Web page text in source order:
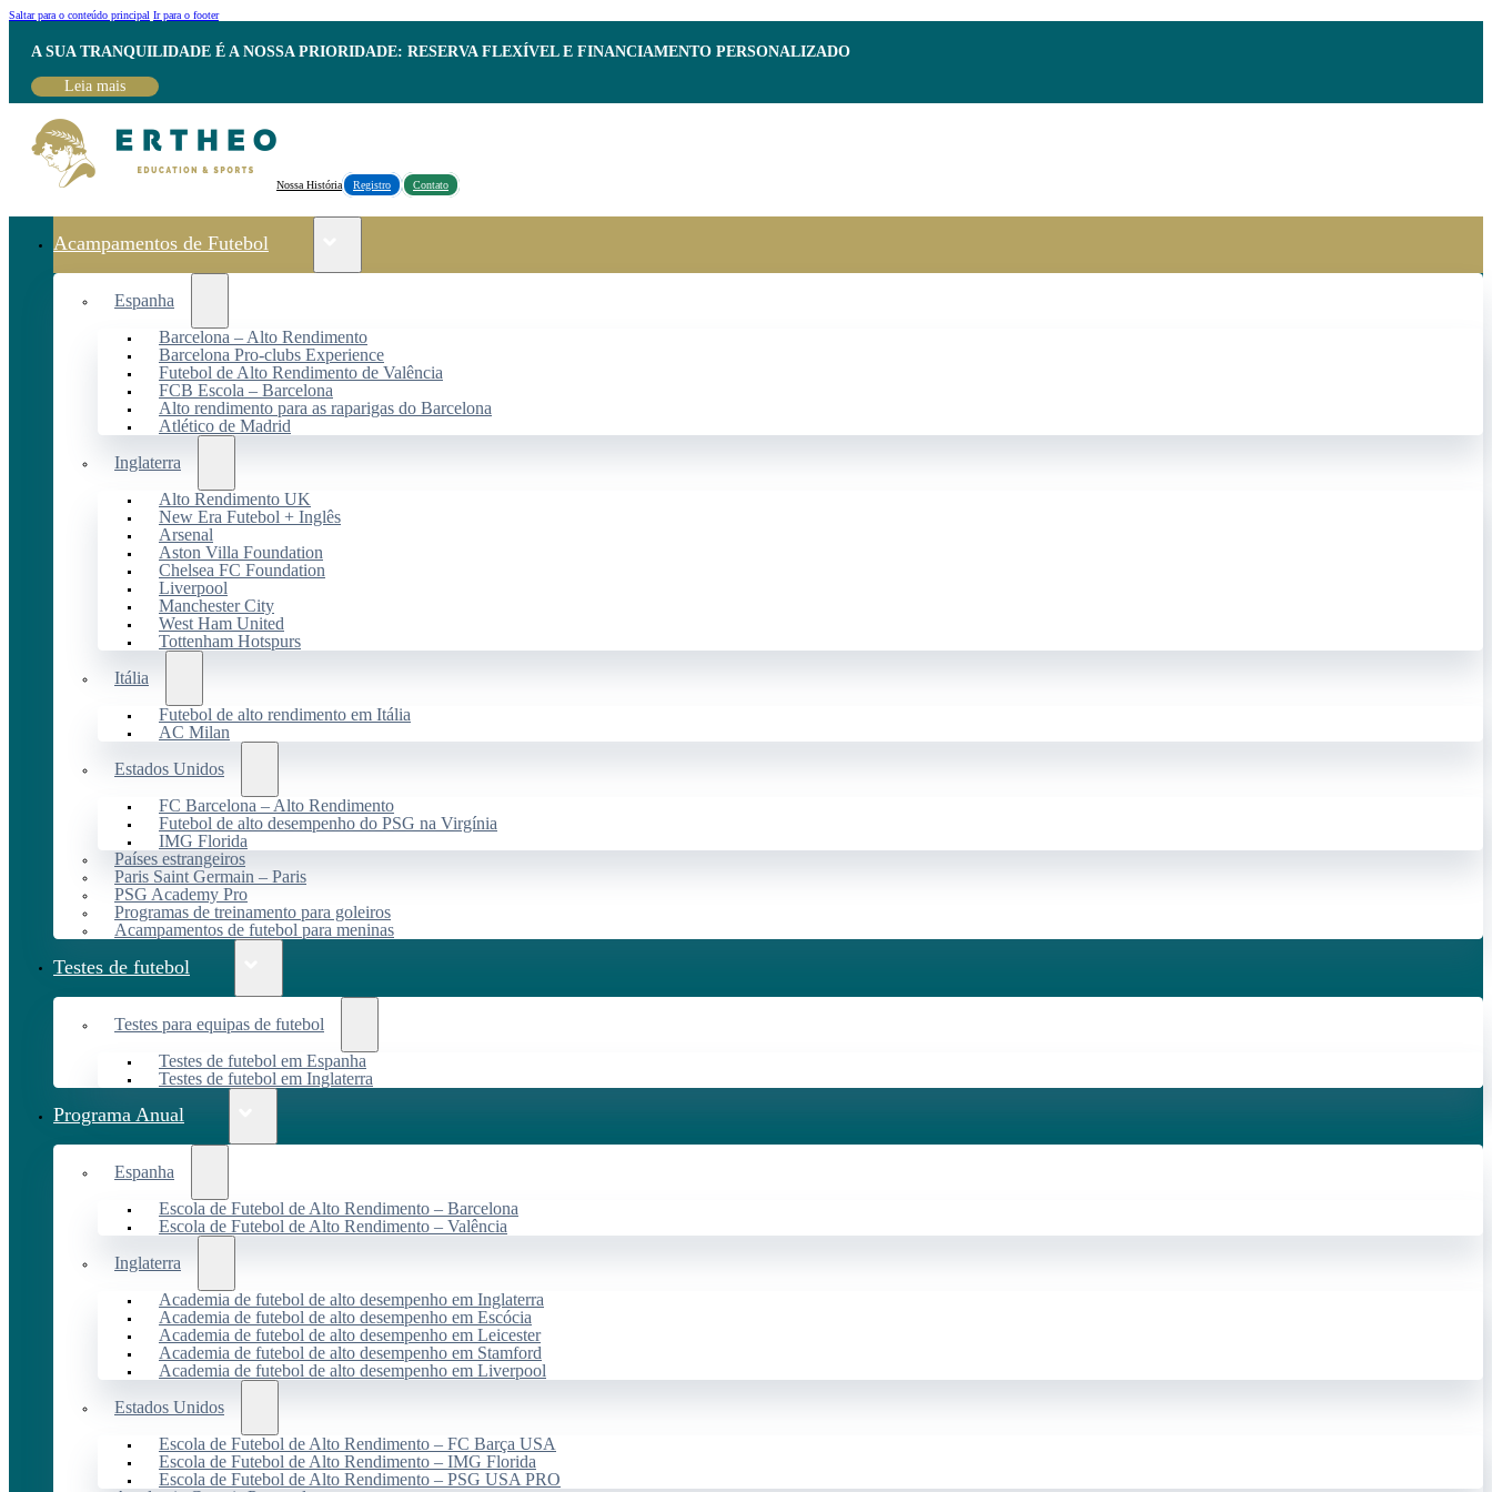
Saltar para o conteúdo principal Ir para o footer
A SUA TRANQUILIDADE É A NOSSA PRIORIDADE: RESERVA FLEXÍVEL E FINANCIAMENTO PERSONALIZADO
Leia mais
Nossa História Registro Contato
Acampamentos de Futebol
Espanha
Barcelona – Alto Rendimento
Barcelona Pro-clubs Experience
Futebol de Alto Rendimento de Valência
FCB Escola – Barcelona
Alto rendimento para as raparigas do Barcelona
Atlético de Madrid
Inglaterra
Alto Rendimento UK
New Era Futebol + Inglês
Arsenal
Aston Villa Foundation
Chelsea FC Foundation
Liverpool
Manchester City
West Ham United
Tottenham Hotspurs
Itália
Futebol de alto rendimento em Itália
AC Milan
Estados Unidos
FC Barcelona – Alto Rendimento
Futebol de alto desempenho do PSG na Virgínia
IMG Florida
Países estrangeiros
Paris Saint Germain – Paris
PSG Academy Pro
Programas de treinamento para goleiros
Acampamentos de futebol para meninas
Testes de futebol
Testes para equipas de futebol
Testes de futebol em Espanha
Testes de futebol em Inglaterra
Programa Anual
Espanha
Escola de Futebol de Alto Rendimento – Barcelona
Escola de Futebol de Alto Rendimento – Valência
Inglaterra
Academia de futebol de alto desempenho em Inglaterra
Academia de futebol de alto desempenho em Escócia
Academia de futebol de alto desempenho em Leicester
Academia de futebol de alto desempenho em Stamford
Academia de futebol de alto desempenho em Liverpool
Estados Unidos
Escola de Futebol de Alto Rendimento – FC Barça USA
Escola de Futebol de Alto Rendimento – IMG Florida
Escola de Futebol de Alto Rendimento – PSG USA PRO